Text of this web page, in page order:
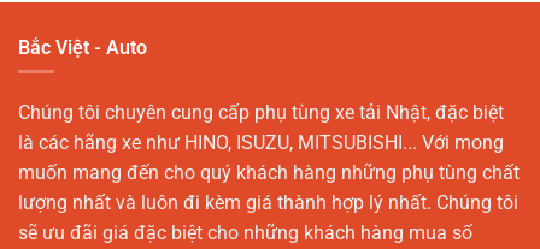
Bắc Việt - Auto
Chúng tôi chuyên cung cấp phụ tùng xe tải Nhật, đặc biệt
là các hãng xe như HINO, ISUZU, MITSUBISHI... Với mong
muốn mang đến cho quý khách hàng những phụ tùng chất
lượng nhất và luôn đi kèm giá thành hợp lý nhất. Chúng tôi
sẽ ưu đãi giá đặc biệt cho những khách hàng mua số